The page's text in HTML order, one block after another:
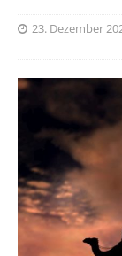
23. Dezember